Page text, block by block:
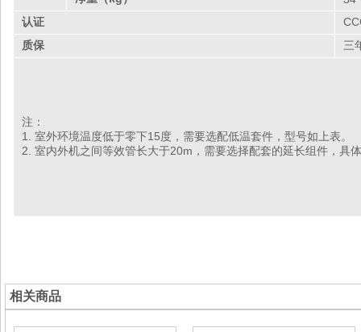
认证
质保
三
注：
1. 室外环境温度低于零下15度，需要选配低温套件，型号如上表。
2. 室内外机之间等效管长大于20m，需要选择配套的延长组件，具
相关商品